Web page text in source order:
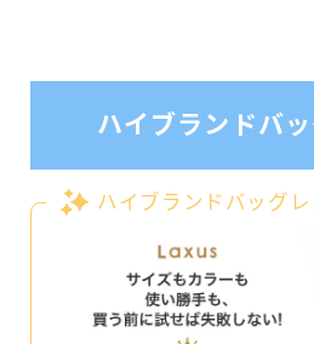
ハイブランドバ
ハイブランドバッグレ